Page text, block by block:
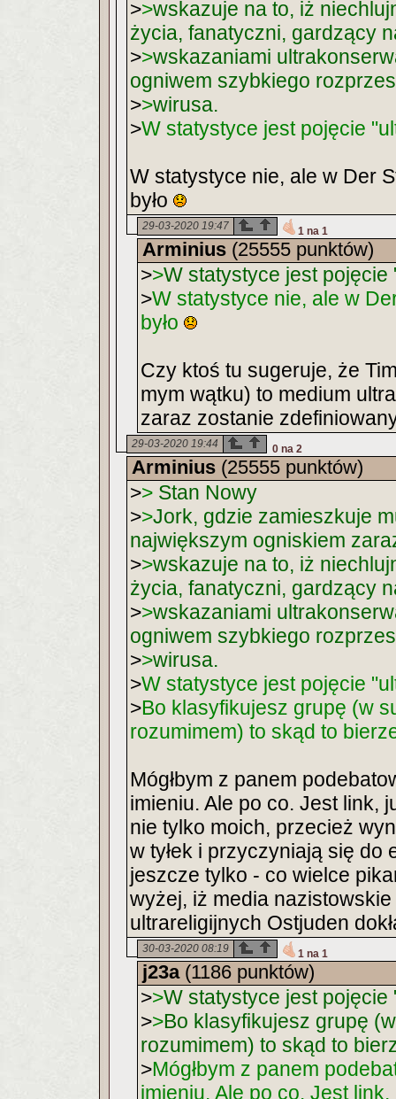
>>wskazuje na to, iż
życia, fanatyczni, gardzący
>>wskazaniami
ogniwem szybkiego
>>wirusa.
>W statystyce jest pojęcie
W statystyce nie, ale w Der
było
29-03-2020 19:47 1 na 1
Arminius (25555 punktów)
>>W statystyce jest
>W statystyce nie, ale w
było
Czy ktoś tu sugeruje, że
mym wątku) to medium
zaraz zostanie
29-03-2020 19:44 0 na 2
Arminius (25555 punktów)
>> Stan Nowy
>>Jork, gdzie zamieszkuje
największym ogniskiem
>>wskazuje na to, iż
życia, fanatyczni, gardzący
>>wskazaniami
ogniwem szybkiego
>>wirusa.
>W statystyce jest pojęcie
>Bo klasyfikujesz grupę (w
rozumimem) to skąd to
Mógłbym z panem
imieniu. Ale po co. Jest link,
nie tylko moich, przecież
w tyłek i przyczyniają się do
jeszcze tylko - co wielce
wyżej, iż media
ultrareligijnych Ostjuden
30-03-2020 08:19 1 na 1
j23a(1186 punktów)
>>W statystyce jest
>>Bo klasyfikujesz grupę
rozumimem) to skąd to
>Mógłbym z panem
imieniu. Ale po co. Jest